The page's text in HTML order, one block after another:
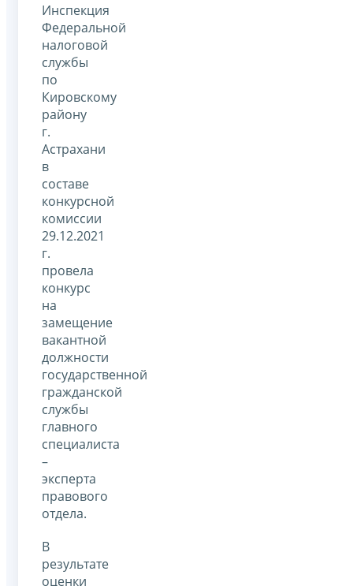
Инспекция
Федеральной
налоговой
службы
по
Кировскому
району
г.
Астрахани
в
составе
конкурсной
комиссии
29.12.2021
г.
провела
конкурс
на
замещение
вакантной
должности
государственной
гражданской
службы
главного
специалиста
–
эксперта
правового
отдела.
В
результате
оценки